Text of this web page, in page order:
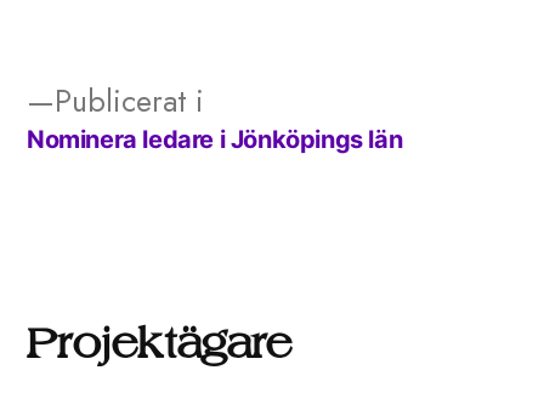
Inläggsnavigering
Publicerat i
Nominera ledare i Jönköpings län
Projektägare